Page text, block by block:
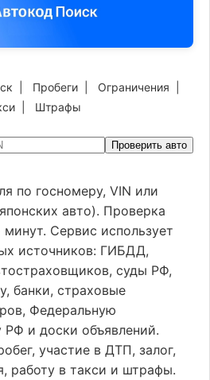
Пробеги Ограничения
| Штрафы
Проверить авто
по госномеру, VIN или
авто). Проверка
Сервис использует
источников: ГИБДД,
суды РФ,
банки, страховые
Федеральную
и доски объявлений.
участие в ДТП, залог,
работу в такси и штрафы.